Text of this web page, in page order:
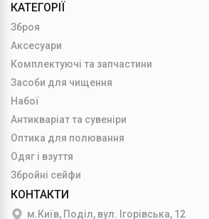
КАТЕГОРІЇ
Зброя
Аксесуари
Комплектуючі та запчастини
Засоби для чищення
Набої
Антикваріат та сувеніри
Оптика для полювання
Одяг і взуття
Збройні сейфи
КОНТАКТИ
м.Київ, Поділ, вул. Ігорівська, 12